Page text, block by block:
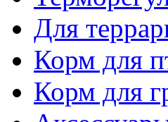
Для
Корм для
Корм для